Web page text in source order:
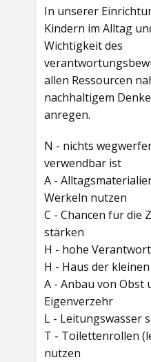
In unserer
Kindern im Alltag
Wichtigkeit des
allen Ressourcen
nachhaltigem
anregen.
N - nichts
verwendbar ist
A -
Werkeln nutzen
C - Chancen für die
stärken
H - hohe
H - Haus der
A - Anbau von Obst
Eigenverzehr
L - Leitungswasser
T - Toilettenrollen
nutzen